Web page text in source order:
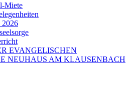
Miete
2026
EVANGELISCHEN
NEUHAUS AM KLAUSENBACH